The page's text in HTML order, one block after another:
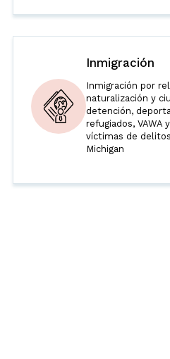
Inmigración
Inmigración por
naturalización y
detención,
refugiados, VAWA
víctimas de
Michigan